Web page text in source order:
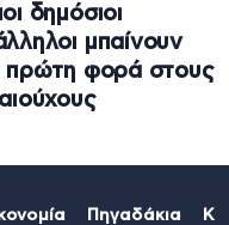
δημόσιοι
μπαίνουν
πρώτη φορά στους
Πηγαδάκια